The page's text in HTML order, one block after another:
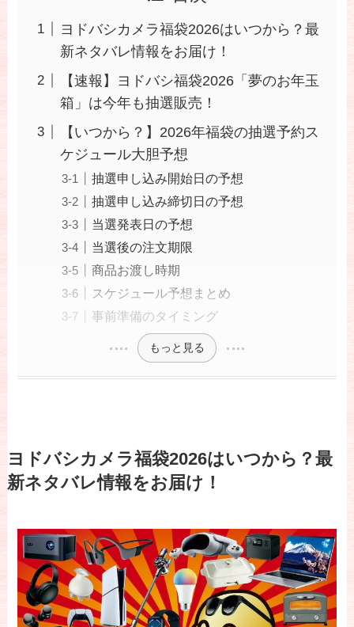
ヨドバシカメラ福袋2026はいつから？最
新ネタバレ情報をお届け！
【速報】ヨドバシ福袋2026「夢のお年玉
箱」は今年も抽選販売！
【いつから？】2026年福袋の抽選予約ス
ケジュール大胆予想
抽選申し込み開始日の予想
抽選申し込み締切日の予想
当選発表日の予想
当選後の注文期限
商品お渡し時期
スケジュール予想まとめ
事前準備のタイミング
もっと見る
ヨドバシカメラ福袋2026はいつから？最
新ネタバレ情報をお届け！